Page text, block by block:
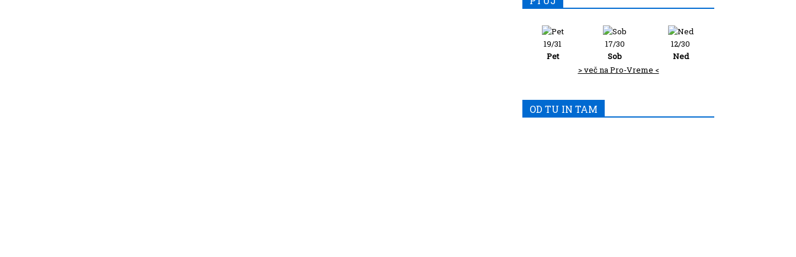
19/31
Pet
17/30
Sob
12/30
Ned
> več na Pro-Vreme <
OD TU IN TAM